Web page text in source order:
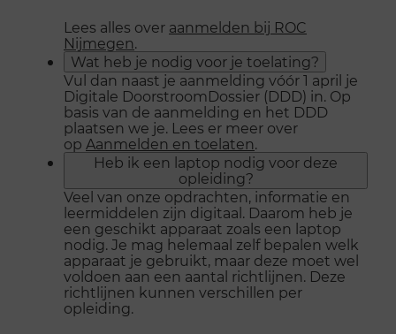
Lees alles over aanmelden bij ROC
Nijmegen.
Wat heb je nodig voor je toelating?
Vul dan naast je aanmelding vóór 1 april je
Digitale DoorstroomDossier (DDD) in. Op
basis van de aanmelding en het DDD
plaatsen we je. Lees er meer over
op Aanmelden en toelaten.
Heb ik een laptop nodig voor deze
opleiding?
Veel van onze opdrachten, informatie en
leermiddelen zijn digitaal. Daarom heb je
een geschikt apparaat zoals een laptop
nodig. Je mag helemaal zelf bepalen welk
apparaat je gebruikt, maar deze moet wel
voldoen aan een aantal richtlijnen. Deze
richtlijnen kunnen verschillen per
opleiding.